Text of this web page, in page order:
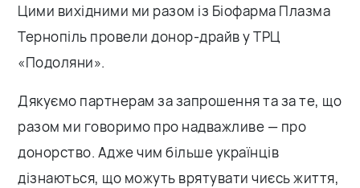
Цими вихідними ми разом із Біофарма Плазма
Тернопіль провели донор-драйв у ТРЦ
«Подоляни».
Дякуємо партнерам за запрошення та за те, що
разом ми говоримо про надважливе — про
донорство. Адже чим більше українців
дізнаються, що можуть врятувати чиєсь життя,